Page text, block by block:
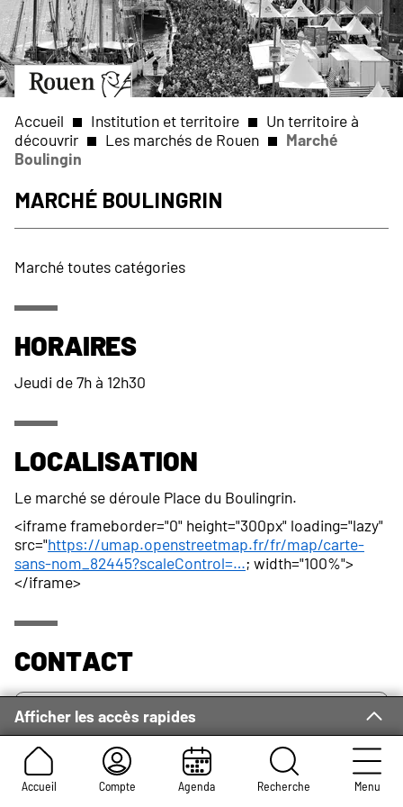
Aller
au
contenu
principal
Aller
à
la
page
d’accueil
Slide
of
1
Accueil Compte Agenda Recherche Menu
d'Ariane
Accueil Institution et territoire
Un territoire à
découvrir
Les marchés de Rouen
Marché
Boulingin
Marché Boulingrin
Afficher les accès rapides
Marché toutes catégories
Horaires
Jeudi de 7h à 12h30
Localisation
Le marché se déroule Place du Boulingrin.
<iframe frameborder="0" height="300px" loading="lazy"
src="https://umap.openstreetmap.fr/fr/map/carte-
sans-nom_82445?scaleControl=…; width="100%">
</iframe>
Contact
Adresse :
Service des Foires et des Occupations
Commerciales
Place du Général-de-Gaulle
Rouen Cedex 1 76037